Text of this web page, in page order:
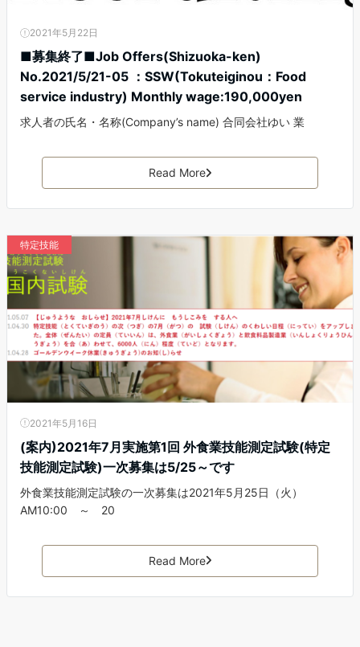
2021年5月22日
■募集終了■Job Offers(Shizuoka-ken)
No.2021/5/21-05 ：SSW(Tokuteiginou：Food
service industry) Monthly wage:190,000yen
求人者の氏名・名称(Company’s name) 合同会社ゆい 業
Read More
特定技能
2021年5月16日
(案内)2021年7月実施第1回 外食業技能測定試験(特定
技能測定試験)一次募集は5/25～です
外食業技能測定試験の一次募集は2021年5月25日（火）
AM10:00 ～ 20
Read More